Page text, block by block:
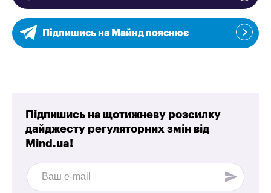
Підпишись на Майнд пояснює
Підпишись на щотижневу розсилку
дайджесту регуляторних змін від
Mind.ua!